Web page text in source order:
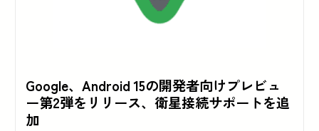
Google、Android 15の開発者向けプレビュ
ー第2弾をリリース、衛星接続サポートを追
加